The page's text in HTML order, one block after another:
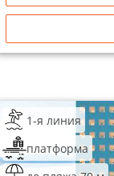
1-я линия
платформа